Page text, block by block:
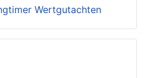
Wertgutachten